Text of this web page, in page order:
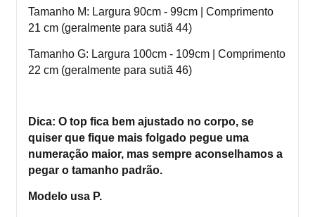
Tamanho M: Largura 90cm - 99cm | Comprimento
21 cm (geralmente para sutiã 44)
Tamanho G: Largura 100cm - 109cm | Comprimento
22 cm (geralmente para sutiã 46)
Dica: O top fica bem ajustado no corpo, se
quiser que fique mais folgado pegue uma
numeração maior, mas sempre aconselhamos a
pegar o tamanho padrão.
Modelo usa P.